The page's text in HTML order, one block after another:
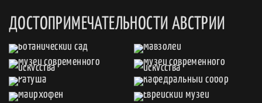
ДОСТОПРИМЕЧАТЕЛЬНОСТИ АВСТРИИ